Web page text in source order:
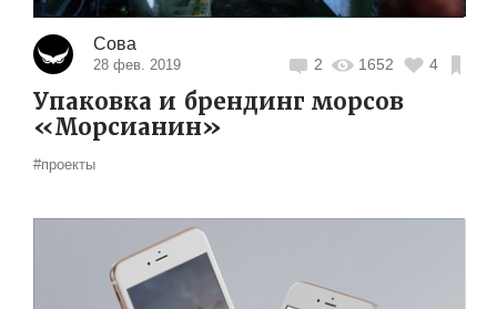
Сова
28 фев. 2019 2 1652 4
Упаковка и брендинг морсов
«Морсианин»
#проекты